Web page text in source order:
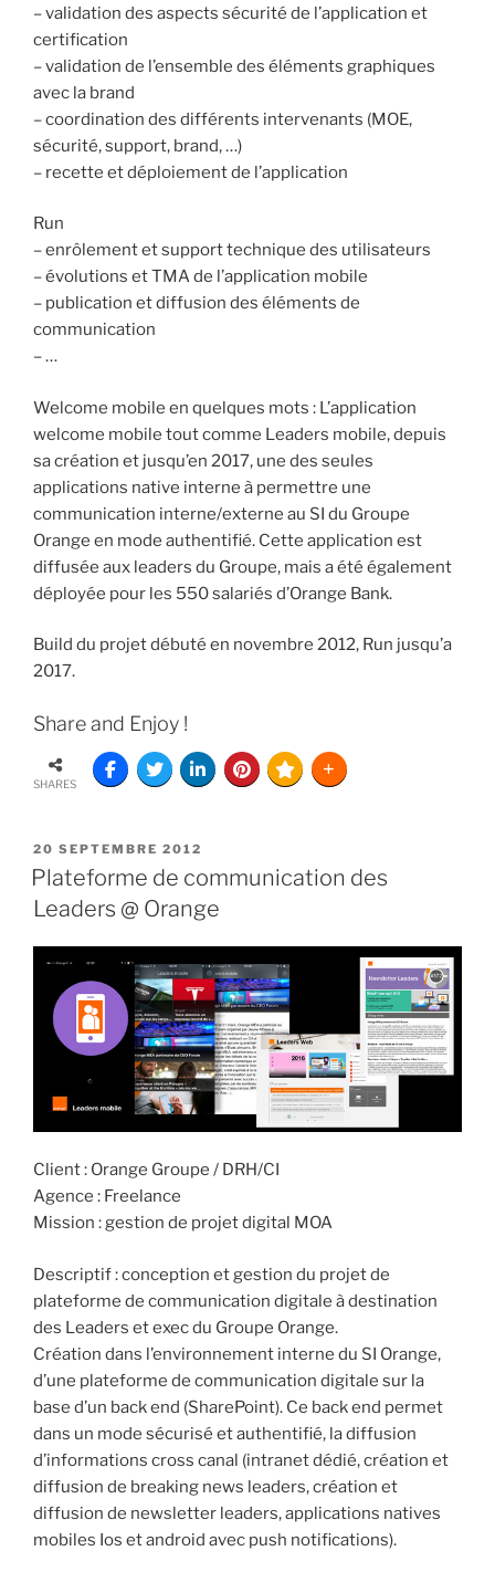
– validation des aspects sécurité de l’application et
certification
– validation de l’ensemble des éléments graphiques
avec la brand
– coordination des différents intervenants (MOE,
sécurité, support, brand, …)
– recette et déploiement de l’application
Run
– enrôlement et support technique des utilisateurs
– évolutions et TMA de l’application mobile
– publication et diffusion des éléments de
communication
– …
Welcome mobile en quelques mots : L’application
welcome mobile tout comme Leaders mobile, depuis
sa création et jusqu’en 2017, une des seules
applications native interne à permettre une
communication interne/externe au SI du Groupe
Orange en mode authentifié. Cette application est
diffusée aux leaders du Groupe, mais a été également
déployée pour les 550 salariés d’Orange Bank.
Build du projet débuté en novembre 2012, Run jusqu’a
2017.
Share and Enjoy !
SHARES
20 SEPTEMBRE 2012
Plateforme de communication des
Leaders @ Orange
Client : Orange Groupe / DRH/CI
Agence : Freelance
Mission : gestion de projet digital MOA
Descriptif : conception et gestion du projet de
plateforme de communication digitale à destination
des Leaders et exec du Groupe Orange.
Création dans l’environnement interne du SI Orange,
d’une plateforme de communication digitale sur la
base d’un back end (SharePoint). Ce back end permet
dans un mode sécurisé et authentifié, la diffusion
d’informations cross canal (intranet dédié, création et
diffusion de breaking news leaders, création et
diffusion de newsletter leaders, applications natives
mobiles Ios et android avec push notifications).